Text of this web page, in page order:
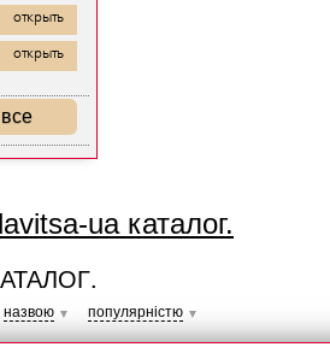
открыть
открыть
ua каталог.
назвою ▼ популярністю ▼